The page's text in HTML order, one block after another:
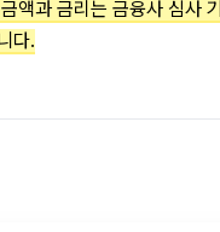
액과 금리는 금융사 심사
다.